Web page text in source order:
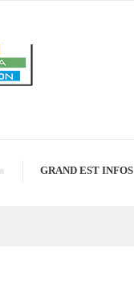
GRAND EST INFOS